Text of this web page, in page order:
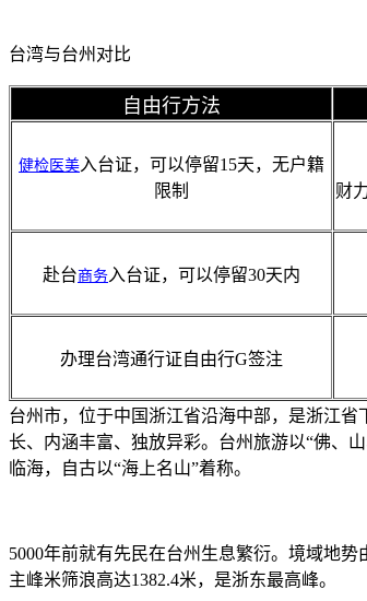
台湾与台州对比
自由行方法
健检 医美入台证，可以停留15天，无户籍
限制
财
赴台商务入台证，可以停留30天内
办理台湾通行证自由行G签注
台州市，位于中国浙江省沿海中部，是浙江
长、内涵丰富、独放异彩。台州旅游以“佛、
临海，自古以“海上名山”着称。
5000年前就有先民在台州生息繁衍。境域地
主峰米筛浪高达1382.4米，是浙东最高峰。